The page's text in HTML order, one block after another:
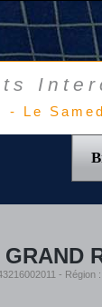
- Le
GRAND
- Région